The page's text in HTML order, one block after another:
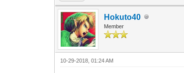
Hokuto40
Member
10-29-2018, 01:24 AM